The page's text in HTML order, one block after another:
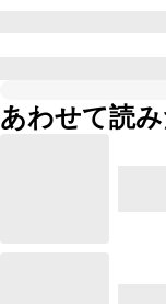
あわせて読